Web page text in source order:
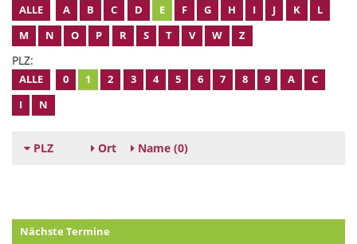
ALLE A B C D E F G H I J K
L
M
N O P R S T V W Z
PLZ:
ALLE 0 1 2 3 4 5 6 7 8 9 A
C
I
N
PLZ Ort Name (0)
Nächste Termine